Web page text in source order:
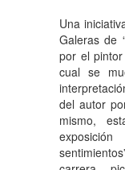
Una
Galeras de
por el
cual se
del autor
mismo,